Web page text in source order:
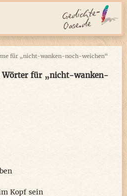
für „nicht-wanken-noch-weichen“
Wörter für „nicht-wanken-
Kopf sein